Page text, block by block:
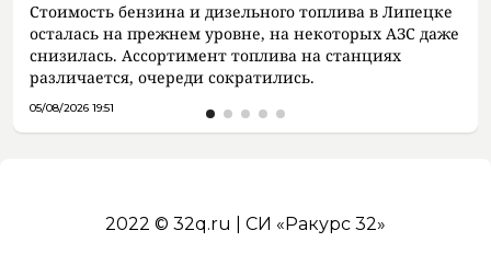
Стоимость бензина и дизельного топлива в Липецке
осталась на прежнем уровне, на некоторых АЗС даже
снизилась. Ассортимент топлива на станциях
различается, очереди сократились.
05/08/2026 19:51
2022 © 32q.ru | СИ «Ракурс 32»